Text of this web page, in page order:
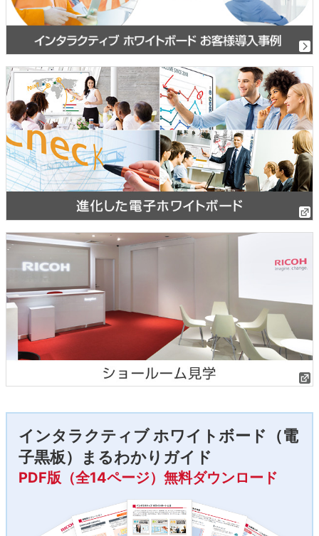
インタラクティブ ホワイトボード（電
子黒板）まるわかりガイド
PDF版（全14ページ）無料ダウンロード